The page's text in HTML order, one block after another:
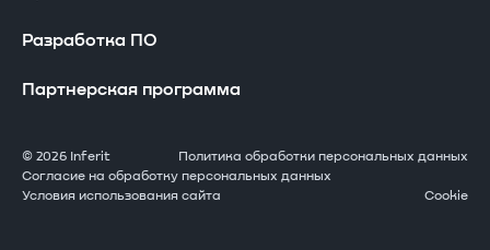
Разработка ПО
Партнерская программа
© 2026 Inferit
Политика обработки персональных данных
Согласие на обработку персональных данных
Условия использования сайта
Cookie